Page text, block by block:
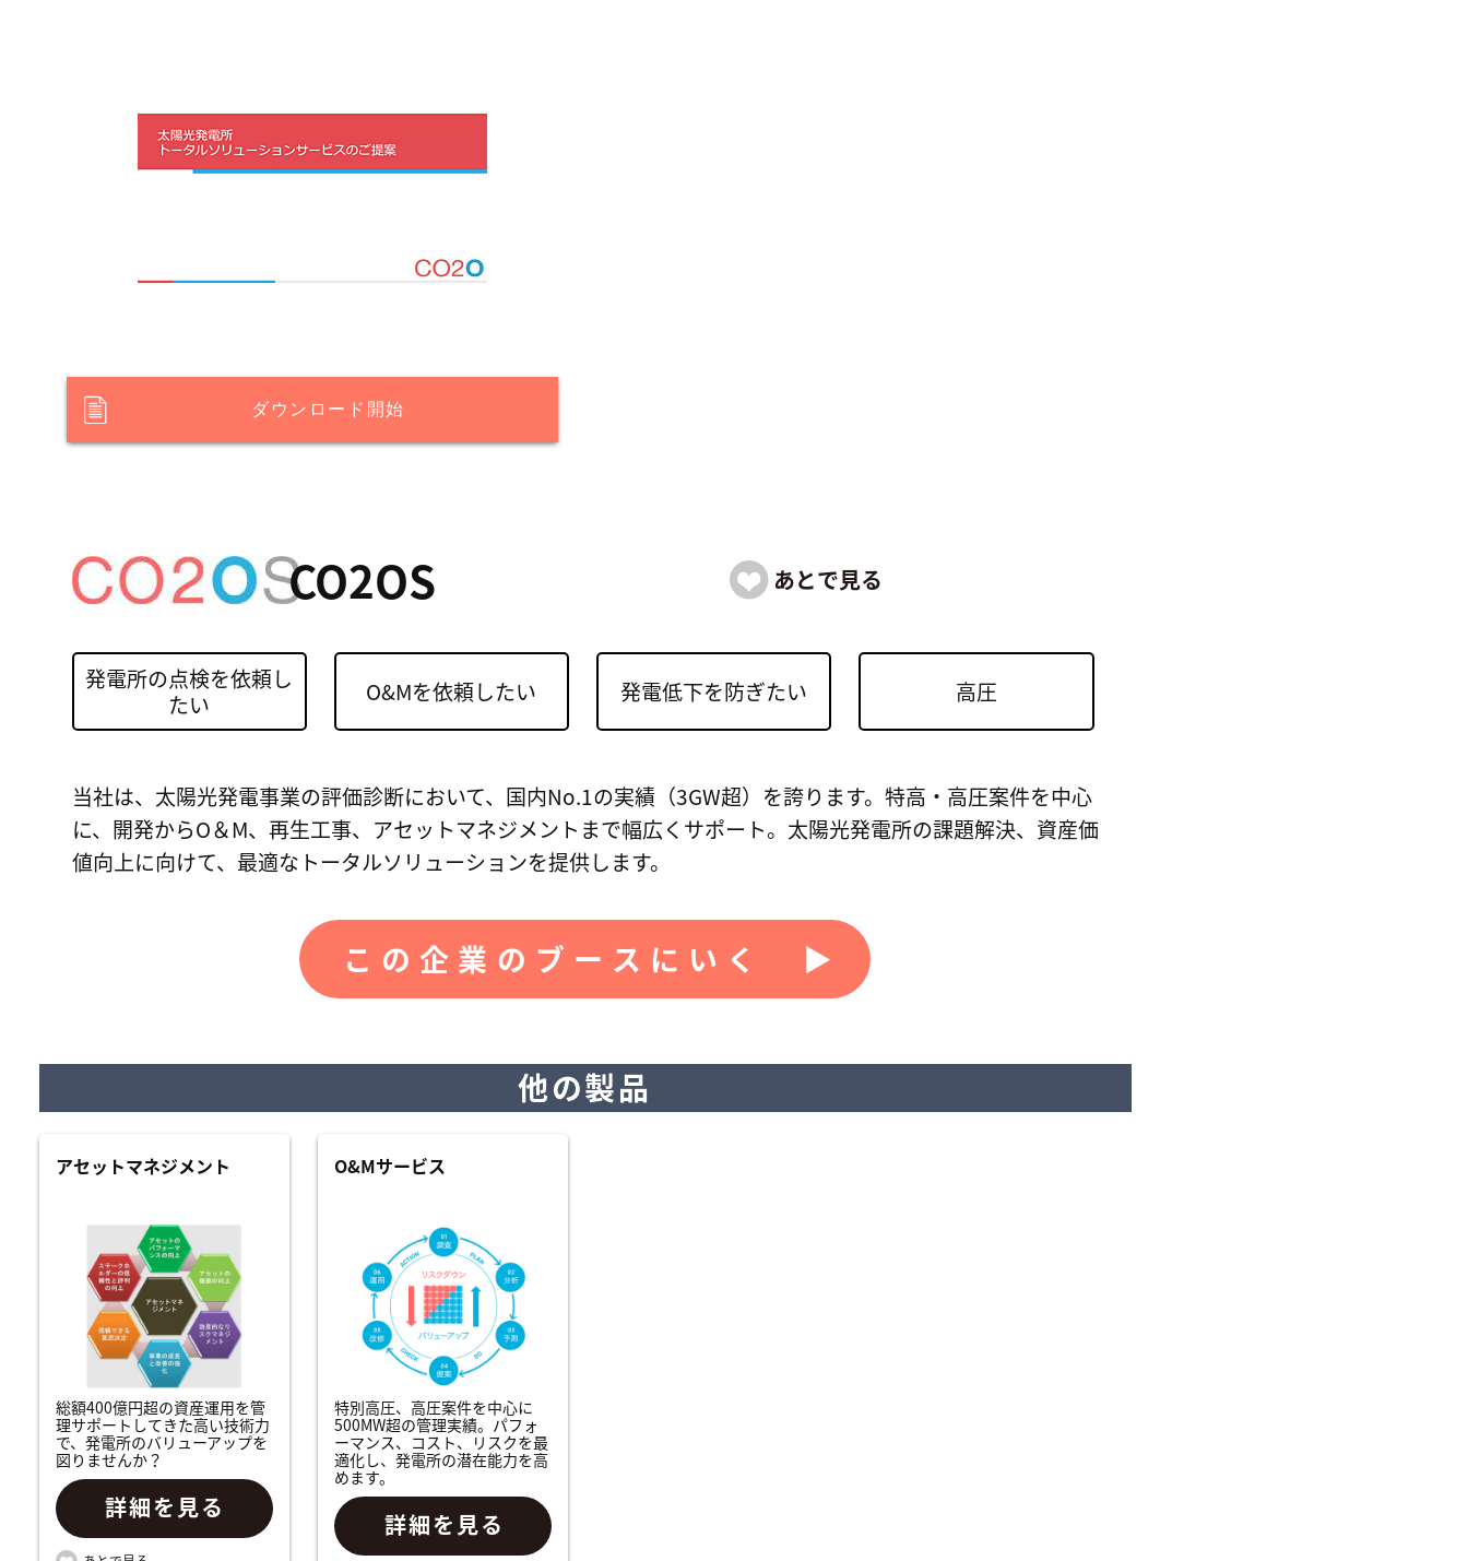
ダウンロード開始
CO2OS
発電所の点検を依頼し
たい
O&Mを依頼したい 発電低下を防ぎたい 高圧
当社は、太陽光発電事業の評価診断において、国内No.1の実績（3GW超）を誇ります。特高・高圧案件を中心
に、開発からO＆M、再生工事、アセットマネジメントまで幅広くサポート。太陽光発電所の課題解決、資産価
値向上に向けて、最適なトータルソリューションを提供します。
この企業のブースにいく ▶︎
他の製品
アセットマネジメント
総額400億円超の資産運用を管
理サポートしてきた高い技術力
で、発電所のバリューアップを
図りませんか？
詳細を見る
O&Mサービス
特別高圧、高圧案件を中心に
500MW超の管理実績。パフォ
ーマンス、コスト、リスクを最
適化し、発電所の潜在能力を高
めます。
詳細を見る